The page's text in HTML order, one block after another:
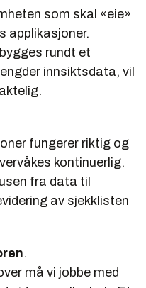
som skal «eie»
applikasjoner.
rundt et
innsiktsdata, vil
fungerer riktig og
kontinuerlig.
fra data til
av sjekklisten
.
må vi jobbe med